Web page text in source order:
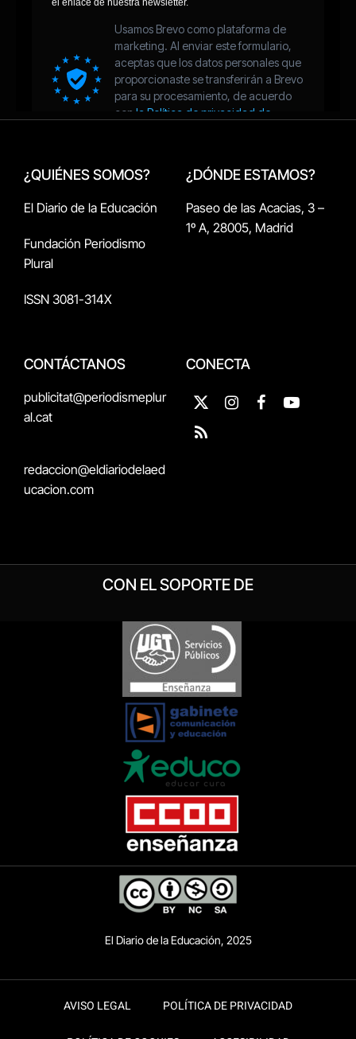
¿QUIÉNES SOMOS?
El Diario de la Educación
Fundación Periodismo
Plural
ISSN 3081-314X
¿DÓNDE ESTAMOS?
Paseo de las Acacias, 3 –
1º A, 28005, Madrid
CONTÁCTANOS
publicitat@periodismeplur
al.cat
redaccion@eldiariodelaed
ucacion.com
CONECTA
X
(Twitter)
InstagramFacebookYouTube
RSS
CON EL SOPORTE DE
El Diario de la Educación, 2025
AVISO LEGAL POLÍTICA DE PRIVACIDAD